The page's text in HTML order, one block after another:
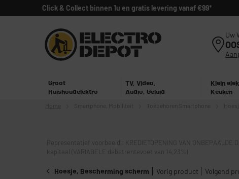
Click & Collect binnen 1u en gratis levering vanaf €99*
Uw
Groot
Huishoudelektro
TV, Video,
Audio, Geluid
Klein
Keuken
Mobiliteit Toebehoren Smartphone
Representatief voorbeeld : KREDIETOPENING VAN
kapitaal (VARIABELE debetrentevoet van 14,23%)
Hoesje, Bescherming scherm Vorig product Volgend